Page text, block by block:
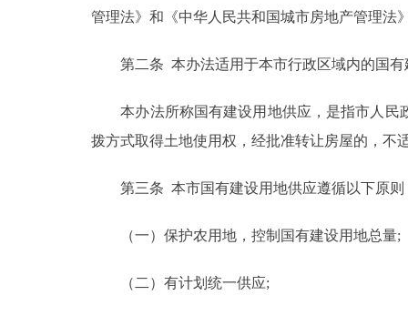
中介服务
12345网上接诉即办
管理法》和《中华人民共和国城市房地产管理法
第二条 本办法适用于本市行政区域内的国有
本办法所称国有建设用地供应，是指市人民
拨方式取得土地使用权，经批准转让房屋的，不
第三条 本市国有建设用地供应遵循以下原则
（一）保护农用地，控制国有建设用地总量;
（二）有计划统一供应;